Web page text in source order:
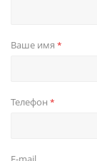
Ваше имя *
Телефон *